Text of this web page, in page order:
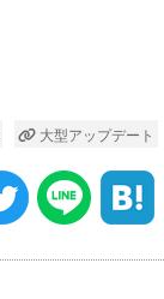
大型アップデート